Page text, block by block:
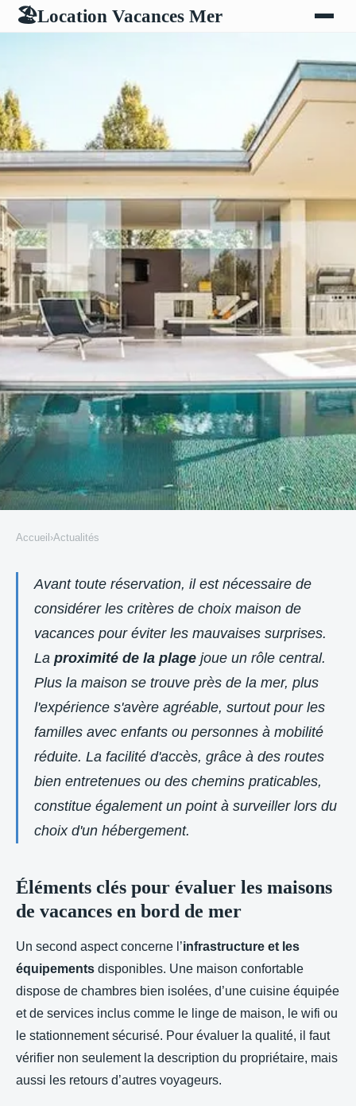
🏖Location Vacances Mer
Comparer les maisons de
vacances en bord de mer :
critères essentiels pour bien
choisir
Cellier•30 juin 2025 •9 min de lecture
Accueil ›Actualités
Avant toute réservation, il est nécessaire de
considérer les critères de choix maison de
vacances pour éviter les mauvaises surprises.
La proximité de la plage joue un rôle central.
Plus la maison se trouve près de la mer, plus
l'expérience s'avère agréable, surtout pour les
familles avec enfants ou personnes à mobilité
réduite. La facilité d'accès, grâce à des routes
bien entretenues ou des chemins praticables,
constitue également un point à surveiller lors du
choix d'un hébergement.
Éléments clés pour évaluer les maisons
de vacances en bord de mer
Un second aspect concerne l’infrastructure et les
équipements disponibles. Une maison confortable
dispose de chambres bien isolées, d’une cuisine équipée
et de services inclus comme le linge de maison, le wifi ou
le stationnement sécurisé. Pour évaluer la qualité, il faut
vérifier non seulement la description du propriétaire, mais
aussi les retours d’autres voyageurs.